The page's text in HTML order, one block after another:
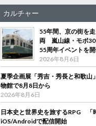
カルチャー
55年間、京の街を
両 嵐山線・モボ
55周年イベントを
2026年8月6日
夏季企画展「秀吉・秀長と和歌
物館で8月8日から
2026年8月6日
日本史と世界史を旅するRPG 「
iOS/Androidで配信開始